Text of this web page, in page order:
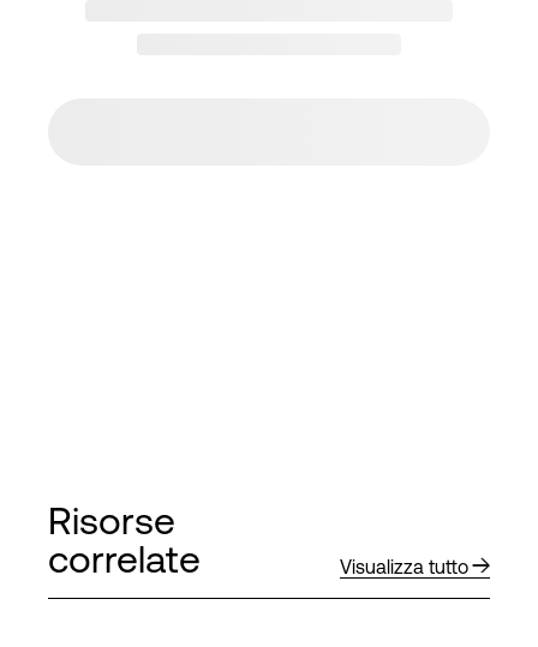
Risorse
correlate
Visualizza tutto